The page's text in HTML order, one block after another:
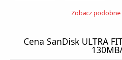
Zobacz
Cena SanDisk ULTRA